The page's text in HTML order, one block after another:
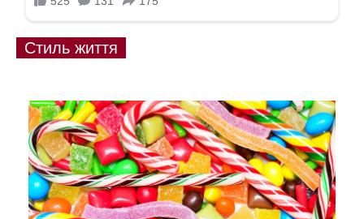
Стиль життя